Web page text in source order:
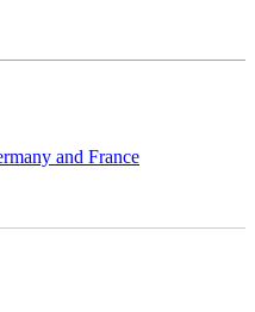
and France